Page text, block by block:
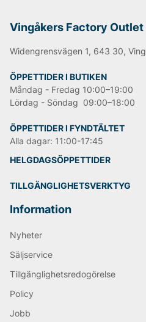
Med fokus på kvalitet och
InWear kläder som
till outletpriser. Uppdatera
plagg från InWear och
den är som bäst.
Shoppa online eller besök
nya favoriter!
Andra populära
LEE
Björn Borg
Oscar Jacobson
Vingåkers Factory Outlet
Widengrensvägen 1, 643 30,
ÖPPETTIDER I BUTIKEN
Måndag - Fredag 10:00–19:00
Lördag - Söndag 09:00–18:00
ÖPPETTIDER I FYNDTÄLTET
Alla dagar: 11:00-17:45
HELGDAGSÖPPETTIDER
TILLGÄNGLIGHETSVERKTYG
Information
Nyheter
Säljservice
Tillgänglighetsredogörelse
Policy
Jobb